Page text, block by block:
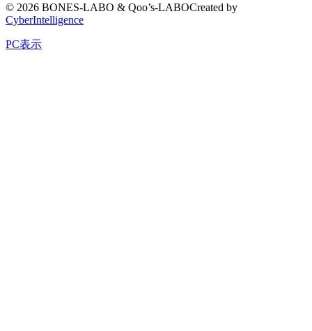
© 2026 BONES-LABO & Qoo’s-LABOCreated by
CyberIntelligence
PC表示